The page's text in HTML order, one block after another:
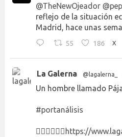
@TheNewOjeador
reflejo de la situación
Madrid, hace unas
55 186 X
La Galerna @lagalerna_
Un hombre llamado
#portanálisis
👉🏻👉🏻👉🏻 https://